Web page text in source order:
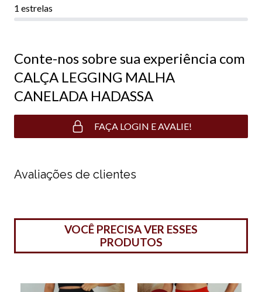
1 estrelas
Conte-nos sobre sua experiência com
CALÇA LEGGING MALHA
CANELADA HADASSA
FAÇA LOGIN E AVALIE!
Avaliações de clientes
VOCÊ PRECISA VER ESSES
PRODUTOS